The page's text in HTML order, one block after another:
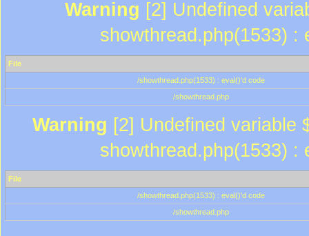
Warning [2] Undefined
showthread.php(1533) :
File
/showthread.php(1533) : eval()'d code
/showthread.php
Warning [2] Undefined variable
showthread.php(1533) :
File
/showthread.php(1533) : eval()'d code
/showthread.php